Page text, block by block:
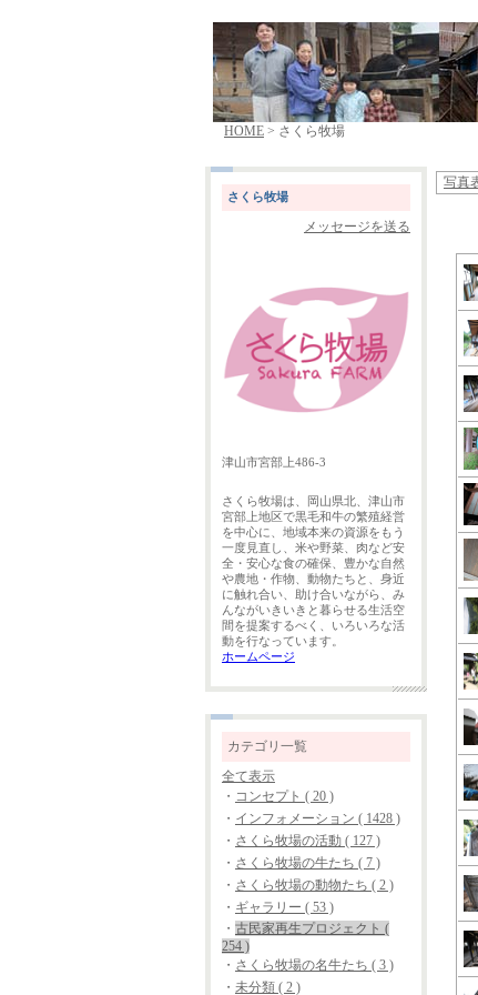
HOME > さくら牧場
さくら牧場
メッセージを送る
津山市宮部上486-3
さくら牧場は、岡山県北、津山市
宮部上地区で黒毛和牛の繁殖経営
を中心に、地域本来の資源をもう
一度見直し、米や野菜、肉など安
全・安心な食の確保、豊かな自然
や農地・作物、動物たちと、身近
に触れ合い、助け合いながら、み
んながいきいきと暮らせる生活空
間を提案するべく、いろいろな活
動を行なっています。
ホームページ
カテゴリ一覧
全て表示
・ コンセプト ( 20 )
・ インフォメーション ( 1428 )
・ さくら牧場の活動 ( 127 )
・ さくら牧場の牛たち ( 7 )
・ さくら牧場の動物たち ( 2 )
・ ギャラリー ( 53 )
・ 古民家再生プロジェクト (
254 )
・ さくら牧場の名牛たち ( 3 )
・ 未分類 ( 2 )
写真